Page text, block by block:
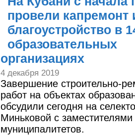
провели капремонт
благоустройство в
образовательных
организациях
4 декабря 2019
Завершение строительно-
работ на объектах
обсудили сегодня на
Миньковой с заместителями
муниципалитетов.